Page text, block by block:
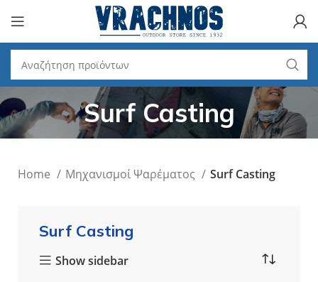
Surf Casting
Home Μηχανισμοί Ψαρέματος Surf Casting
Surf Casting
Show sidebar